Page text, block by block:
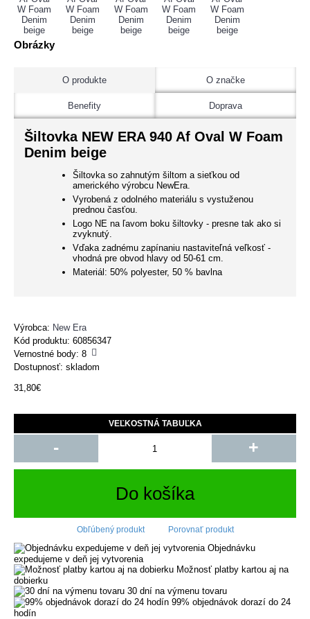
Obrázky
O produkte O značke
Benefity Doprava
Šiltovka NEW ERA 940 Af Oval W Foam
Denim beige
Šiltovka so zahnutým šiltom a sieťkou od
amerického výrobcu NewEra.
Vyrobená z odolného materiálu s vystuženou
prednou časťou.
Logo NE na ľavom boku šiltovky - presne tak ako si
zvyknutý.
Vďaka zadnému zapínaniu nastaviteľná veľkosť -
vhodná pre obvod hlavy od 50-61 cm.
Materiál: 50% polyester, 50 % bavlna
Výrobca: New Era
Kód produktu: 60856347
Vernostné body: 8
Dostupnosť: skladom
31,80€
VEĽKOSTNÁ TABUĽKA
- +
Do košíka
Obľúbený produkt Porovnať produkt
Objednávku
expedujeme v deň jej vytvorenia
Možnosť platby kartou aj na
dobierku
30 dní na výmenu tovaru
99% objednávok dorazí do 24
hodín